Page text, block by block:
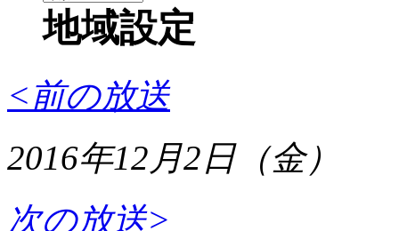
地域設定
<前の放送
2016年12月2日（金）
次の放送>